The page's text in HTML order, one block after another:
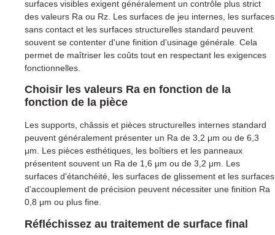
surfaces visibles exigent généralement un contrôle plus strict
des valeurs Ra ou Rz. Les surfaces de jeu internes, les surfaces
sans contact et les surfaces structurelles standard peuvent
souvent se contenter d'une finition d'usinage générale. Cela
permet de maîtriser les coûts tout en respectant les exigences
fonctionnelles.
Choisir les valeurs Ra en fonction de la
fonction de la pièce
Les supports, châssis et pièces structurelles internes standard
peuvent généralement présenter un Ra de 3,2 μm ou de 6,3
μm. Les pièces esthétiques, les boîtiers et les panneaux
présentent souvent un Ra de 1,6 μm ou de 3,2 μm. Les
surfaces d'étanchéité, les surfaces de glissement et les surfaces
d'accouplement de précision peuvent nécessiter une finition Ra
0,8 μm ou plus fine.
Réfléchissez au traitement de surface final